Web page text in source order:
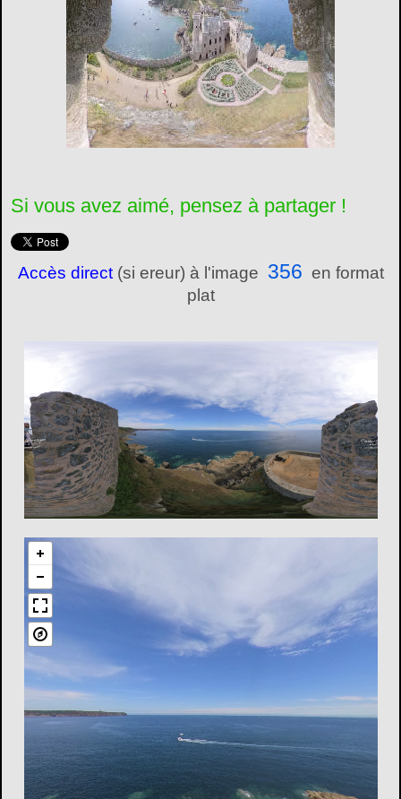
Si vous avez aimé, pensez à partager !
Accès direct(si ereur) à l'image 356 en format
plat